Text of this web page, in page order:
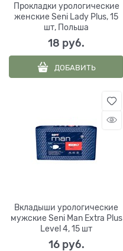
Прокладки урологические
женские Seni Lady Plus, 15
шт, Польша
18 руб.
ДОБАВИТЬ
Вкладыши урологические
мужские Seni Man Extra Plus
Level 4, 15 шт
16 руб.